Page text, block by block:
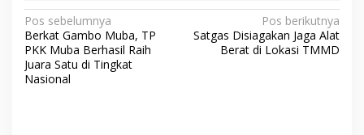
N
a
v
i
Pos sebelumnya
Berkat Gambo Muba, TP
PKK Muba Berhasil Raih
Juara Satu di Tingkat
Nasional
Pos berikutnya
Satgas Disiagakan Jaga Alat
Berat di Lokasi TMMD